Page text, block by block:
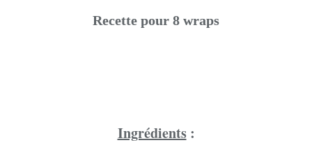
Recette pour 8 wraps
Ingrédients: